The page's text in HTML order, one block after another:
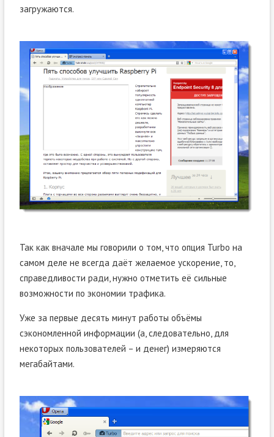
загружаются.
Так как вначале мы говорили о том, что опция Turbo на
самом деле не всегда даёт желаемое ускорение, то,
справедливости ради, нужно отметить её сильные
возможности по экономии трафика.
Уже за первые десять минут работы объёмы
сэкономленной информации (а, следовательно, для
некоторых пользователей – и денег) измеряются
мегабайтами.